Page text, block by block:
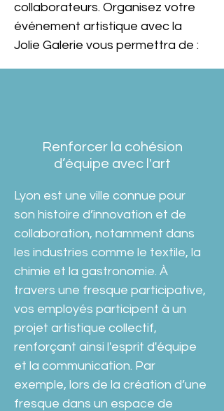
collaborateurs. Organisez votre
événement artistique avec la
Jolie Galerie vous permettra de :
Renforcer la cohésion
d’équipe avec l'art
Lyon est une ville connue pour
son histoire d’innovation et de
collaboration, notamment dans
les industries comme le textile, la
chimie et la gastronomie. À
travers une fresque participative,
vos employés participent à un
projet artistique collectif,
renforçant ainsi l'esprit d'équipe
et la communication. Par
exemple, lors de la création d’une
fresque dans un espace de